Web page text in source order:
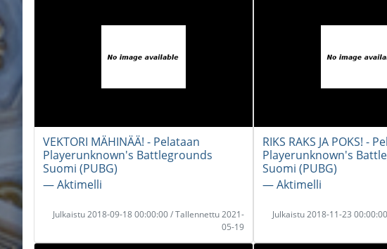
VEKTORI MÄHINÄÄ! - Pelataan
Playerunknown's Battlegrounds
Suomi (PUBG)
― Aktimelli
Julkaistu 2018-09-18 00:00:00 / Tallennettu 2021-
05-19
RIKS RAKS JA POKS! -
Playerunknown's
Suomi (PUBG)
― Aktimelli
Julkaistu 2018-11-23